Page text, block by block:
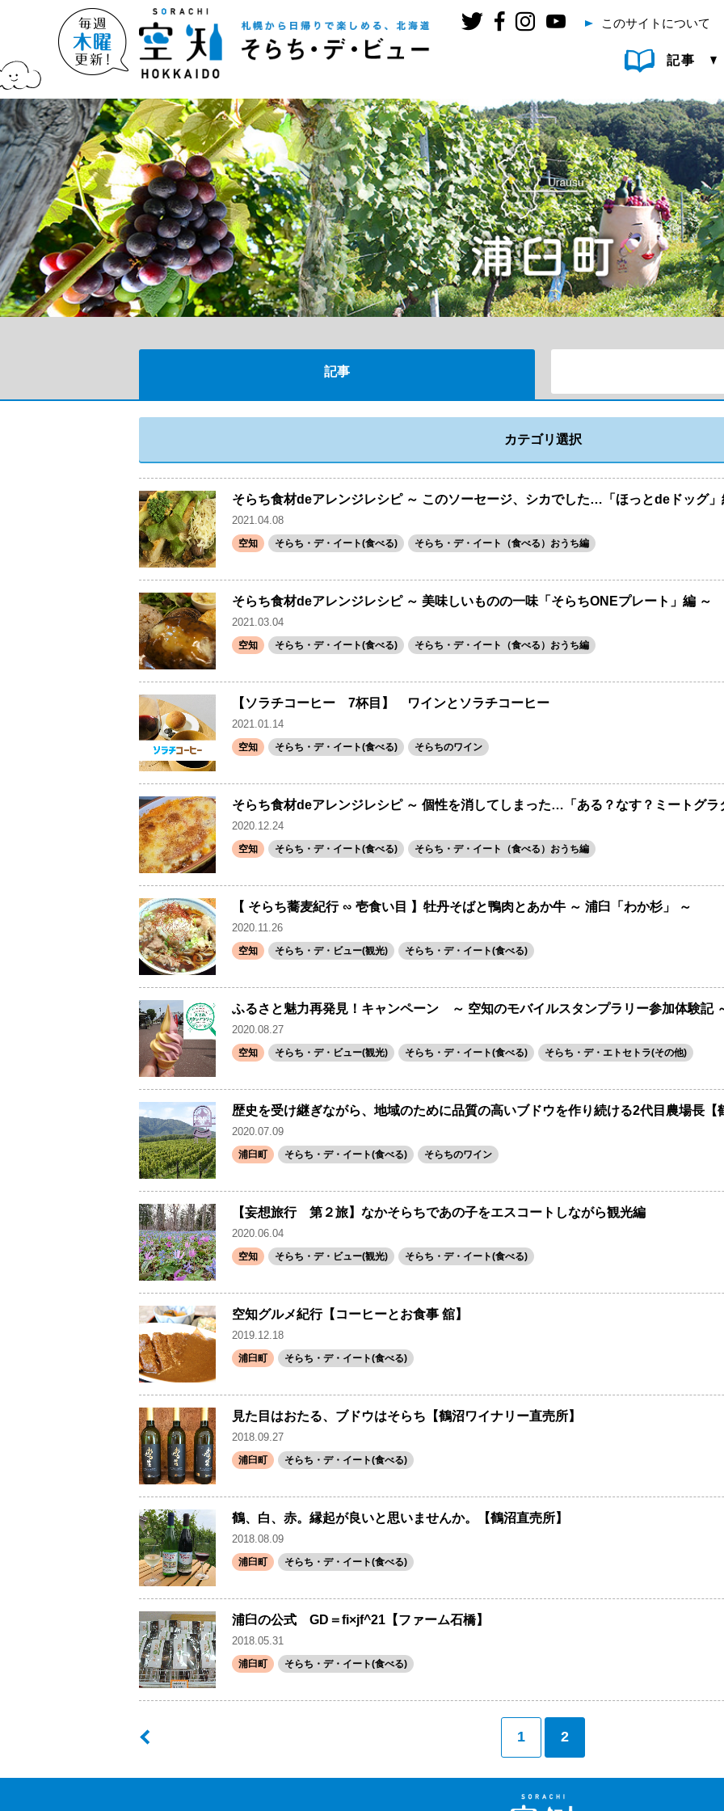
このサイトについて
記事
記事
カテゴリ選択
そらち食材deアレンジレシピ ～ このソーセージ、シカでした…「ほっとdeドッグ」
2021.04.08
空知 そらち・デ・イート(食べる) そらち・デ・イート（食べる）おうち編
そらち食材deアレンジレシピ ～ 美味しいものの一味「そらちONEプレート」編 ～
2021.03.04
空知 そらち・デ・イート(食べる) そらち・デ・イート（食べる）おうち編
【ソラチコーヒー 7杯目】 ワインとソラチコーヒー
2021.01.14
空知 そらち・デ・イート(食べる) そらちのワイン
そらち食材deアレンジレシピ ～ 個性を消してしまった…「ある？なす？ミートグラ
2020.12.24
空知 そらち・デ・イート(食べる) そらち・デ・イート（食べる）おうち編
【 そらち蕎麦紀行 ∽ 壱食い目 】牡丹そばと鴨肉とあか牛 ～ 浦臼「わか杉」 ～
2020.11.26
空知 そらち・デ・ビュー(観光) そらち・デ・イート(食べる)
ふるさと魅力再発見！キャンペーン ～ 空知のモバイルスタンプラリー参加体験記
2020.08.27
空知 そらち・デ・ビュー(観光) そらち・デ・イート(食べる) そらち・デ・エトセトラ(その他)
歴史を受け継ぎながら、地域のために品質の高いブドウを作り続ける2代目農場長【
2020.07.09
浦臼町 そらち・デ・イート(食べる) そらちのワイン
【妄想旅行 第２旅】なかそらちであの子をエスコートしながら観光編
2020.06.04
空知 そらち・デ・ビュー(観光) そらち・デ・イート(食べる)
空知グルメ紀行【コーヒーとお食事 舘】
2019.12.18
浦臼町 そらち・デ・イート(食べる)
見た目はおたる、ブドウはそらち【鶴沼ワイナリー直売所】
2018.09.27
浦臼町 そらち・デ・イート(食べる)
鶴、白、赤。縁起が良いと思いませんか。【鶴沼直売所】
2018.08.09
浦臼町 そらち・デ・イート(食べる)
浦臼の公式 GD＝fi×jf^21【ファーム石橋】
2018.05.31
浦臼町 そらち・デ・イート(食べる)
1 2